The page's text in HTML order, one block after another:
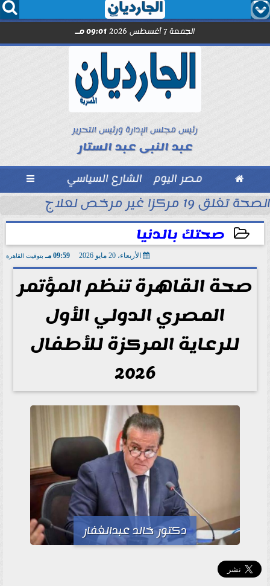
  
الجمعة 7 أغسطس 2026 09:01 مـ
رئيس مجلس الإدارة ورئيس التحرير
عبد النبى عبد الستار
 مصر اليوم الشارع السياسي 
انطلاق الموسم
الصحة تغلق 19 مركزا غير مرخص لعلاج الإدمان والطب النفسي بالمقطم
صحتك بالدنيا
الأربعاء، 20 مايو 2026 09:59 مـ بتوقيت القاهرة
صحة القاهرة تنظم المؤتمر
المصري الدولي الأول
للرعاية المركزة للأطفال
2026
دكتور خالد عبدالغفار